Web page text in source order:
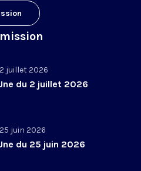
juillet 2026
du 2 juillet 2026
juin 2026
du 25 juin 2026